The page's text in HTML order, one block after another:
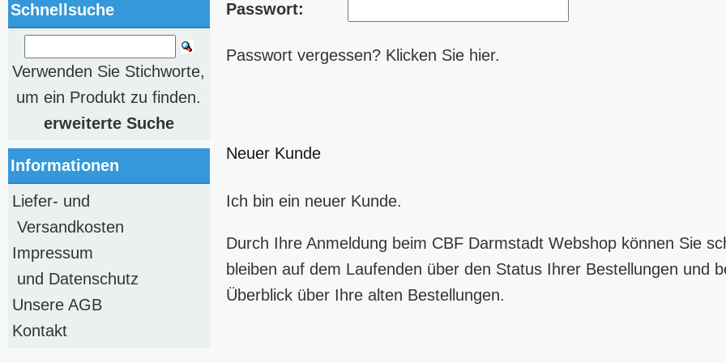
Passwort:
Passwort vergessen? Klicken Sie hier.
Neuer Kunde
Ich bin ein neuer Kunde.
Durch Ihre Anmeldung beim CBF Darmstadt Webshop können Sie
bleiben auf dem Laufenden über den Status Ihrer Bestellungen und
Überblick über Ihre alten Bestellungen.
Schnellsuche
Verwenden Sie Stichworte,
um ein Produkt zu finden.
erweiterte Suche
Informationen
Liefer- und
Versandkosten
Impressum
und Datenschutz
Unsere AGB
Kontakt